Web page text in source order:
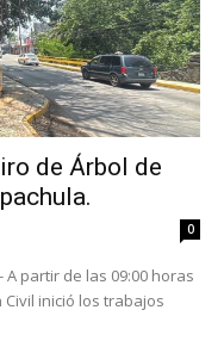
de Árbol de
0
A partir de las 09:00 horas
inició los trabajos